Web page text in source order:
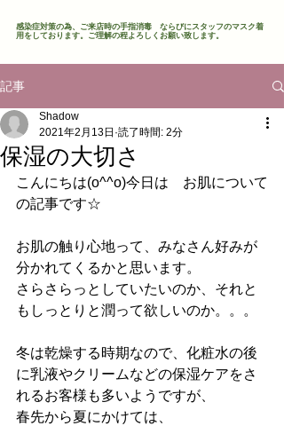
​感染症対策の為、ご来店時の手指消毒 ならびにスタッフのマスク着
用をしております。ご理解の程よろしくお願い致します。​
記事
保湿の大切さ
Shadow
2021年2月13日 読了時間: 2分
こんにちは(o^^o)今日は　お肌について
の記事です☆
お肌の触り心地って、みなさん好みが
分かれてくるかと思います。
さらさらっとしていたいのか、それと
もしっとりと潤って欲しいのか。。。
冬は乾燥する時期なので、化粧水の後
に乳液やクリームなどの保湿ケアをさ
れるお客様も多いようですが、
春先から夏にかけては、